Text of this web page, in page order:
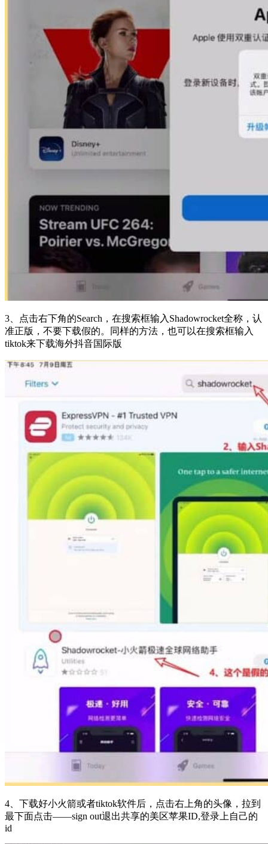
3、点击右下角的Search，在搜索框输入Shadowrocket全称，认
准正版，不要下载假的。同样的方法，也可以在搜索框输入
tiktok来下载海外抖音国际版
4、下载好小火箭或者tiktok软件后，点击右上角的头像，拉到
最下面点击——sign out退出共享的美区苹果ID,登录上自己的
id